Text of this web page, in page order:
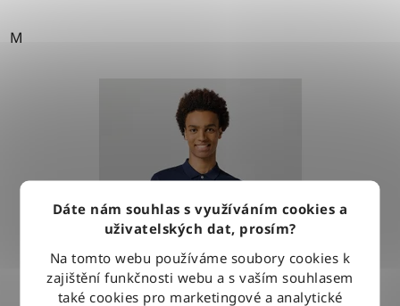
Dáte nám souhlas s využíváním cookies a
uživatelských dat, prosím?
Na tomto webu používáme soubory cookies k
zajištění funkčnosti webu a s vaším souhlasem
také cookies pro marketingové a analytické
M